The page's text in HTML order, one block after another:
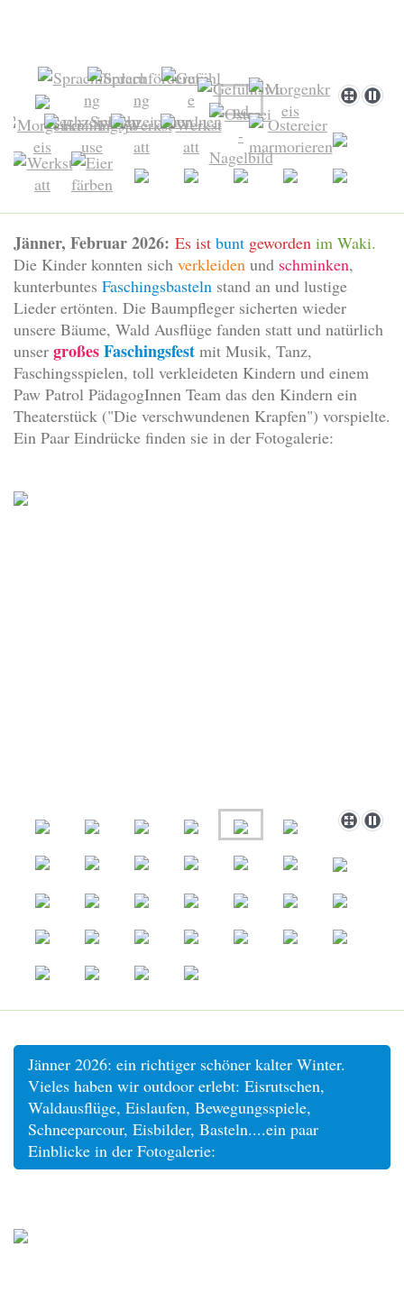
Jänner, Februar 2026: Es ist bunt geworden im Waki.
Die Kinder konnten sich verkleiden und schminken,
kunterbuntes Faschingsbasteln stand an und lustige
Lieder ertönten. Die Baumpfleger sicherten wieder
unsere Bäume, Wald Ausflüge fanden statt und natürlich
unser großesFaschingsfest mit Musik, Tanz,
Faschingsspielen, toll verkleideten Kindern und einem
Paw Patrol PädagogInnen Team das den Kindern ein
Theaterstück ("Die verschwundenen Krapfen") vorspielte.
Ein Paar Eindrücke finden sie in der Fotogalerie:
Jänner 2026: ein richtiger schöner kalter Winter.
Vieles haben wir outdoor erlebt: Eisrutschen,
Waldausflüge, Eislaufen, Bewegungsspiele,
Schneeparcour, Eisbilder, Basteln....ein paar
Einblicke in der Fotogalerie: